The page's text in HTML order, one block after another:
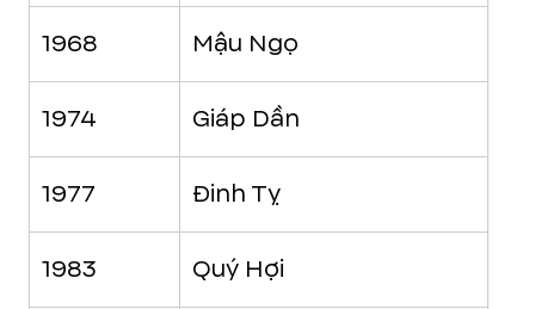
1968 Mậu Ngọ
1974 Giáp Dần
1977 Đinh Tỵ
1983 Quý Hợi